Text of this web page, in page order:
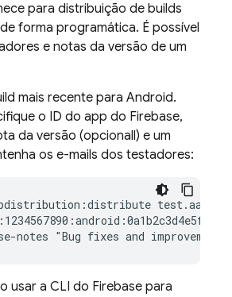
para distribuição de builds
forma programática. É possível
e notas da versão de um
mais recente para Android.
o ID do app do Firebase,
da versão (opcionall) e um
os e-mails dos testadores:
test.aab  \
usar a CLI do Firebase para